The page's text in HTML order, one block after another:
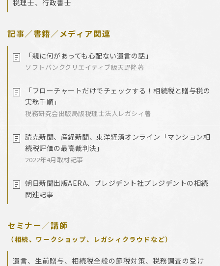
税理士、行政書士
記事／書籍／メディア関連
「親に何があっても心配ない遺言の話」
ソフトバンククリエイティブ版天野隆著
「フローチャートだけでチェックする！相続税と贈与税の
実務手順」
税務研究会出版局版税理士法人レガシィ著
読売新聞、産経新聞、東洋経済オンライン「マンション相
続税評価の最高裁判決」
2022年4月取材記事
朝日新聞出版AERA、プレジデント社プレジデントの相続
関連記事
セミナー／講師
（相続、ワークショップ、レガシィクラウドなど）
遺言、生前贈与、相続税全般の節税対策、税務調査の受け